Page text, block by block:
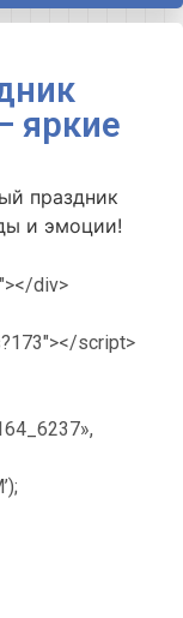
яркие
праздник
и эмоции!
div>
script>